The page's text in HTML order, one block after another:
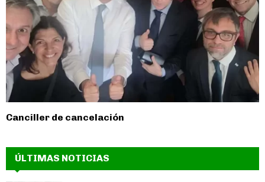
Canciller de cancelación
ÚLTIMAS NOTICIAS